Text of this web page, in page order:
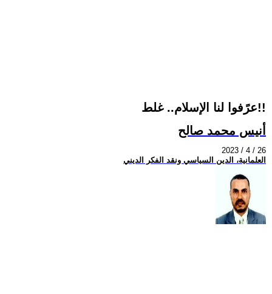
عرًفوا لنا الإسلام.. غلط!!
أنيس محمد صالح
2023 / 4 / 26
العلمانية، الدين السياسي ونقد الفكر الديني